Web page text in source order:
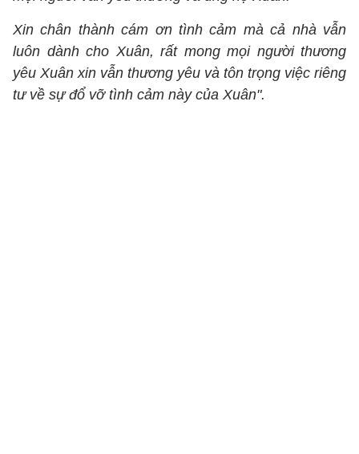
Xin chân thành cám ơn tình cảm mà cả nhà vẫn
luôn dành cho Xuân, rất mong mọi người thương
yêu Xuân xin vẫn thương yêu và tôn trọng việc riêng
tư về sự đổ vỡ tình cảm này của Xuân".